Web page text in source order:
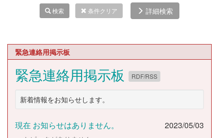
検索 条件クリア 詳細検索
緊急連絡用掲示板
緊急連絡用掲示板 RDF/RSS
新着情報をお知らせします。
現在 お知らせはありません。 2023/05/03